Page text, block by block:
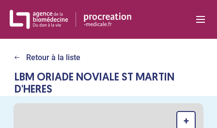
Retour à la liste
LBM ORIADE NOVIALE ST MARTIN
D'HERES
+